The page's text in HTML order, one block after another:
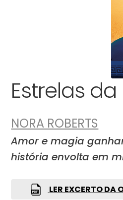
Estrelas
NORA ROBERTS
Amor e magia
história envolta em
LER EXCERTO DA